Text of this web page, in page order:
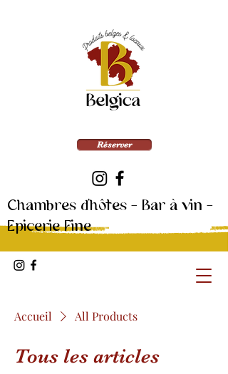
Réserver
Chambres d'hôtes - Bar à vin -
Epicerie Fine
Accueil All Products
Tous les articles